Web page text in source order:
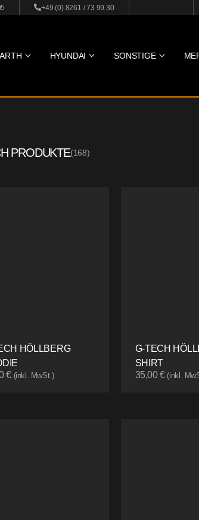
+49 (0) 8261 / 73 99 30
HYUNDAI SONSTIGE
PRODUKTE(168)
HÖLLBERG
€ (inkl. MwSt.)
G-TECH
SHIRT
35,00€ (inkl.